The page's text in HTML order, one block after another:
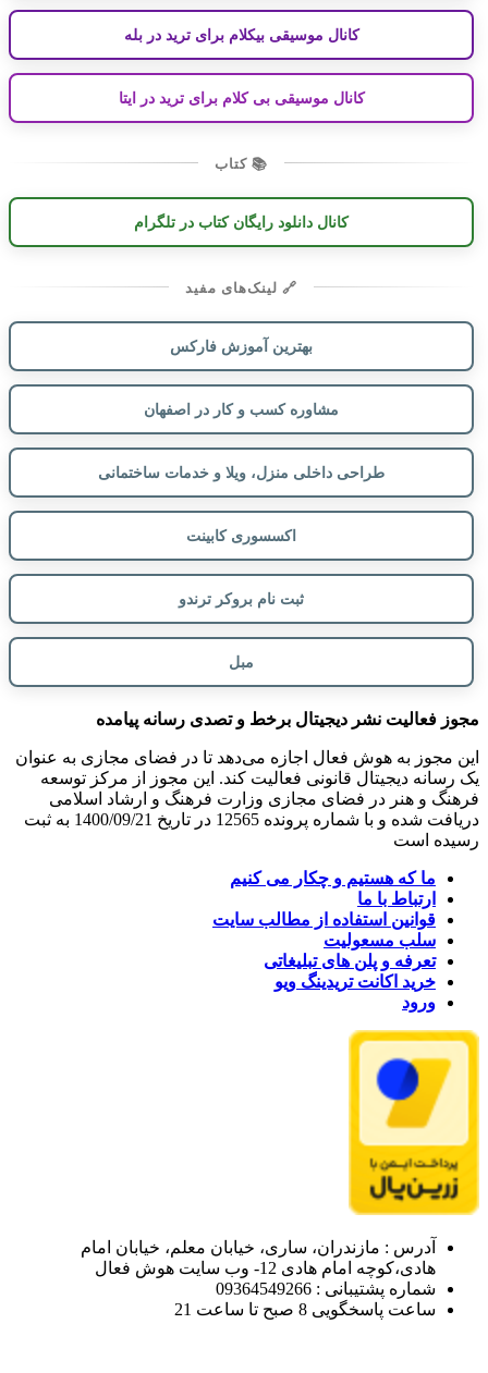
کانال موسیقی بیکلام برای ترید در بله
کانال موسیقی بی کلام برای ترید در ایتا
📚 کتاب
کانال دانلود رایگان کتاب در تلگرام
🔗 لینک‌های مفید
بهترین آموزش فارکس
مشاوره کسب و کار در اصفهان
طراحی داخلی منزل، ویلا و خدمات ساختمانی
اکسسوری کابینت
ثبت نام بروکر ترندو
مبل
مجوز فعالیت نشر دیجیتال برخط و تصدی رسانه پیامده
این مجوز به هوش فعال اجازه می‌دهد تا در فضای مجازی به عنوان
یک رسانه دیجیتال قانونی فعالیت کند. این مجوز از مرکز توسعه
فرهنگ و هنر در فضای مجازی وزارت فرهنگ و ارشاد اسلامی
دریافت شده و با شماره پرونده 12565 در تاریخ 1400/09/21 به ثبت
رسیده است
ما که هستیم و چکار می کنیم
ارتباط با ما
قوانین استفاده از مطالب سایت
سلب مسعولیت
تعرفه و پلن های تبلیغاتی
خرید اکانت تریدینگ ویو
ورود
آدرس : مازندران، ساری، خیابان معلم، خیابان امام
هادی،کوچه امام هادی 12- وب سایت هوش فعال
شماره پشتیبانی : 09364549266
ساعت پاسخگویی 8 صبح تا ساعت 21